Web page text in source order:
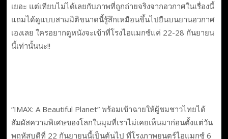
เยอะ แต่เทียบไม่ได้เลยกับภาพที่ถูกถ่ายจริงจากอวกาศในเรื่องนี้
แถมได้ดูแบบสามมิติขนาดนี้รู้สึกเหมือนขึ้นไปยืนบนยานอวกาศ
เองเลย ใครอยากดูหนังจะเข้าที่โรงไอแมกซ์แค่ 22-28 กันยายน
นี้เท่านั้นนะ!!
“IMAX: A Beautiful Planet” พร้อมเข้าฉายให้ผู้ชมชาวไทยได้
สัมผัสความพิเศษของโลกในมุมที่เราไม่เคยเห็นมาก่อนตั้งแต่วัน
พฤหัสบดีที่ 22 กันยายนนี้เป็นต้นไป ที่โรงภาพยนตร์ไอแมกซ์ 6